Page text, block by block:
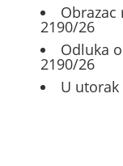
Obrazac
2190/26
Odluka
2190/26
U utorak